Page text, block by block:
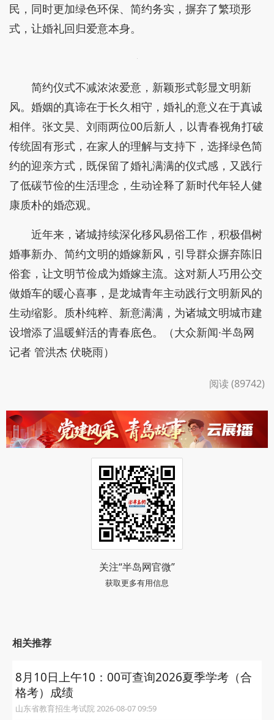
民，同时更加绿色环保、简约务实，摒弃了繁琐形
式，让婚礼回归爱意本身。
简约仪式不减浓浓爱意，新颖形式彰显文明新
风。婚姻的真谛在于长久相守，婚礼的意义在于真诚
相伴。张文昊、刘雨两位00后新人，以青春视角打破
传统固有形式，在家人的理解与支持下，选择绿色简
约的迎亲方式，既保留了婚礼满满的仪式感，又践行
了低碳节俭的生活理念，生动诠释了新时代年轻人健
康质朴的婚恋观。
近年来，诸城持续深化移风易俗工作，积极倡树
婚事新办、简约文明的婚嫁新风，引导群众摒弃陈旧
俗套，让文明节俭成为婚嫁主流。这对新人巧用公交
做婚车的暖心喜事，是龙城青年主动践行文明新风的
生动缩影。质朴纯粹、新意满满，为诸城文明城市建
设增添了温暖鲜活的青春底色。（大众新闻·半岛网
记者 管洪杰 伏晓雨）
阅读 (89742)
关注“半岛网官微”
获取更多有用信息
相关推荐
8月10日上午10：00可查询2026夏季学考（合
格考）成绩
山东省教育招生考试院 2026-08-07 09:59